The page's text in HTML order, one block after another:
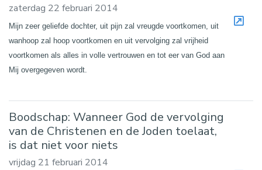
zaterdag 22 februari 2014
Mijn zeer geliefde dochter, uit pijn zal vreugde voortkomen, uit
wanhoop zal hoop voortkomen en uit vervolging zal vrijheid
voortkomen als alles in volle vertrouwen en tot eer van God aan
Mij overgegeven wordt.
Boodschap: Wanneer God de vervolging
van de Christenen en de Joden toelaat,
is dat niet voor niets
vrijdag 21 februari 2014